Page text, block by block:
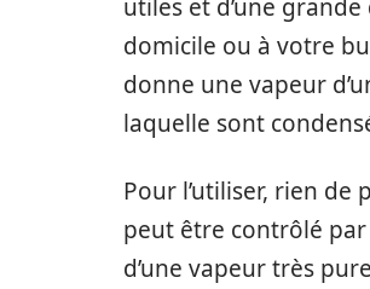
utiles et d’une
domicile ou à votre
donne une vapeur
laquelle sont
Pour l’utiliser, rien
peut être contrôlé
d’une vapeur très